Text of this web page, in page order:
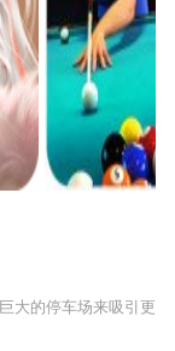
大的停车场来吸引更